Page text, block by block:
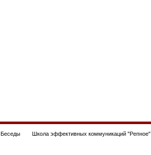
Беседы Школа эффективных коммуникаций "Репное"